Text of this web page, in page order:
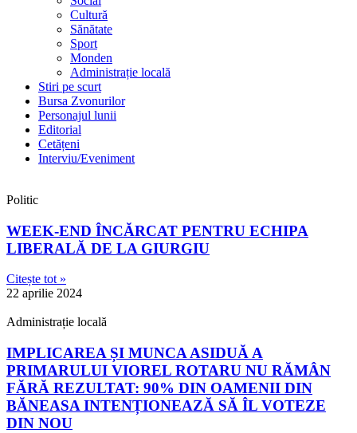
Cultură
Sănătate
Sport
Monden
Administrație locală
Stiri pe scurt
Bursa Zvonurilor
Personajul lunii
Editorial
Cetățeni
Interviu/Eveniment
Politic
WEEK-END ÎNCĂRCAT PENTRU ECHIPA
LIBERALĂ DE LA GIURGIU
Citește tot »
22 aprilie 2024
Administrație locală
IMPLICAREA ȘI MUNCA ASIDUĂ A
PRIMARULUI VIOREL ROTARU NU RĂMÂN
FĂRĂ REZULTAT: 90% DIN OAMENII DIN
BĂNEASA INTENȚIONEAZĂ SĂ ÎL VOTEZE
DIN NOU